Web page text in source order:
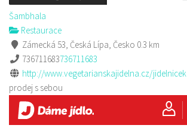
Šambhala
Restaurace
Zámecká 53, Česká Lípa, Česko 0.3 km
736711683736711683
http://www.vegetarianskajidelna.cz/jidelnicek
prodej s sebou